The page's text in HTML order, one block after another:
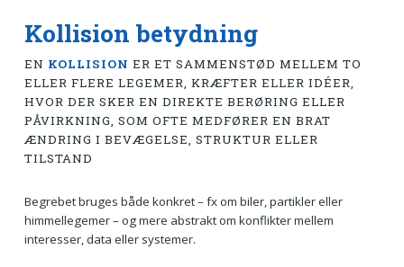
Kollision betydning
EN KOLLISION ER ET SAMMENSTØD MELLEM TO
ELLER FLERE LEGEMER, KRÆFTER ELLER IDÉER,
HVOR DER SKER EN DIREKTE BERØRING ELLER
PÅVIRKNING, SOM OFTE MEDFØRER EN BRAT
ÆNDRING I BEVÆGELSE, STRUKTUR ELLER
TILSTAND
Begrebet bruges både konkret – fx om biler, partikler eller
himmellegemer – og mere abstrakt om konflikter mellem
interesser, data eller systemer.